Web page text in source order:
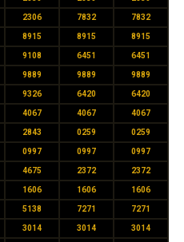
2306 7832 7832
8915 8915 8915
9108 6451 6451
9889 9889 9889
9326 6420 6420
4067 4067 4067
2843 0259 0259
0997 0997 0997
4675 2372 2372
1606 1606 1606
5138 7271 7271
3014 3014 3014